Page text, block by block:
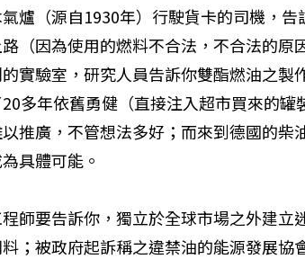
爐（源自1930年）行駛貨卡的司機，
（因為使用的燃料不合法，不合法的原
實驗室，研究人員告訴你雙酯燃油之製
多年依舊勇健（直接注入超市買來的
推廣，不管想法多好；而來到德國的柴
具體可能。
師要告訴你，獨立於全球市場之外建立
；被政府起訴稱之違禁油的能源發展協